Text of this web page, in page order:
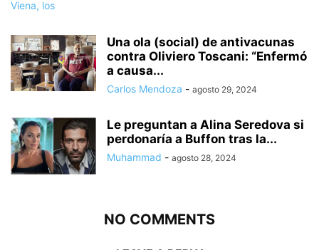
Una ola (social) de antivacunas
contra Oliviero Toscani: “Enfermó
a causa...
Carlos Mendoza - agosto 29, 2024
Le preguntan a Alina Seredova si
perdonaría a Buffon tras la...
Muhammad - agosto 28, 2024
NO COMMENTS